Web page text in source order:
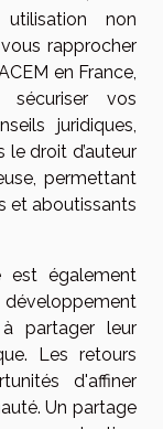
non
rapprocher
en France,
vos
juridiques,
droit d’auteur
permettant
et aboutissants
est également
à partager leur
Les retours
d'affiner
Un partage